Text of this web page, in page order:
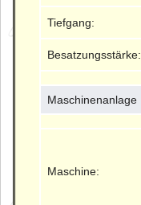
Tiefgang:
Besatzungsstärke:
Maschinenanlage
Maschine: